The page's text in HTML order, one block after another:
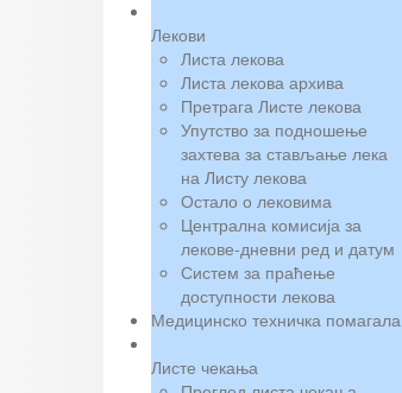
Лекови
Листа лекова
Листа лекова архива
Претрага Листе лекова
Упутство за подношење
захтева за стављање лека
на Листу лекова
Остало о лековима
Централна комисија за
лекове-дневни ред и датум
Систем за праћење
доступности лекова
Медицинско техничка помагала
Листе чекања